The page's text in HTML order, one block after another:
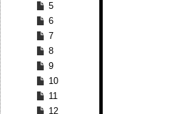
5
6
7
8
9
10
11
12